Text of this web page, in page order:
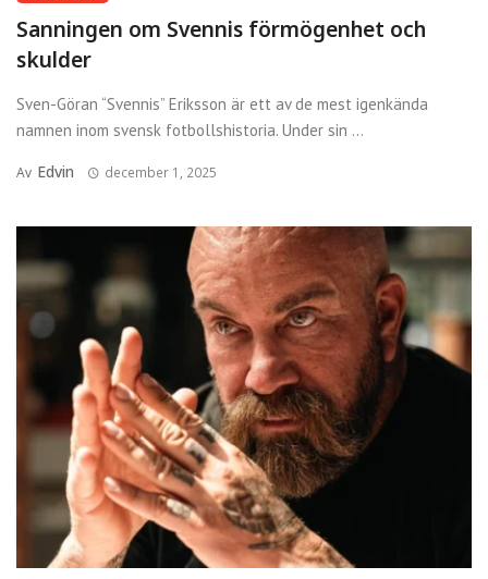
Sanningen om Svennis förmögenhet och
skulder
Sven-Göran “Svennis” Eriksson är ett av de mest igenkända
namnen inom svensk fotbollshistoria. Under sin ...
Av Edvin december 1, 2025